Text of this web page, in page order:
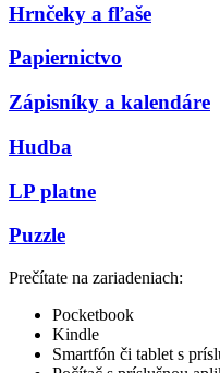
Hrnčeky a fľaše
Papiernictvo
Zápisníky a kalendáre
Hudba
LP platne
Puzzle
Prečítate na zariadeniach:
Pocketbook
Kindle
Smartfón či tablet s